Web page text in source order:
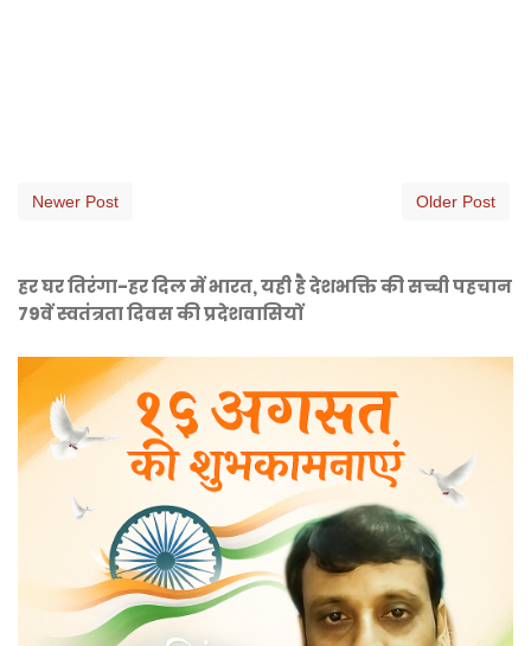
Newer Post Older Post
हर घर तिरंगा-हर दिल में भारत, यही है देशभक्ति की सच्ची पहचान
79वें स्वतंत्रता दिवस की प्रदेशवासियों